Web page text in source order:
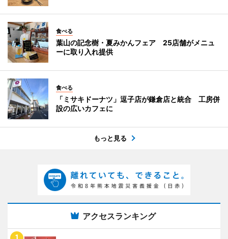
食べる
葉山の記念樹・夏みかんフェア 25店舗がメニュ
ーに取り入れ提供
食べる
「ミサキドーナツ」逗子店が鎌倉店と統合 工房併
設の広いカフェに
もっと見る
アクセスランキング